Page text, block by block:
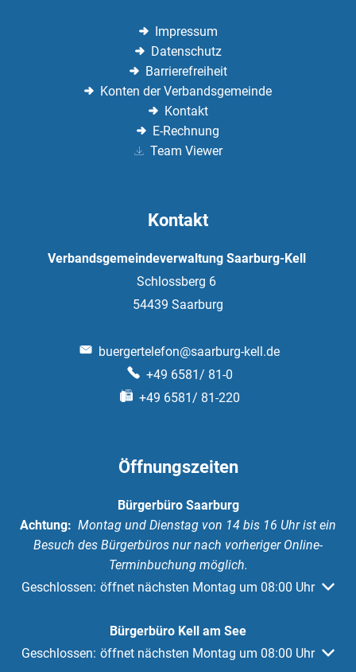
Impressum
Datenschutz
Barrierefreiheit
Konten der Verbandsgemeinde
Kontakt
E-Rechnung
Team Viewer
Kontakt
Verbandsgemeindeverwaltung Saarburg-Kell
Schlossberg 6
54439 Saarburg
buergertelefon@saarburg-kell.de
+49 6581/ 81-0
+49 6581/ 81-220
Öffnungszeiten
Bürgerbüro Saarburg
Achtung: Montag und Dienstag von 14 bis 16 Uhr ist ein
Besuch des Bürgerbüros nur nach vorheriger Online-
Terminbuchung möglich.
Klicken, um weitere Öffnungs- oder Schließzeiten
Geschlossen: öffnet nächsten Montag um 08:00 Uhr
Bürgerbüro Kell am See
Klicken, um weitere Öffnungs- oder Schließzeiten
Geschlossen: öffnet nächsten Montag um 08:00 Uhr